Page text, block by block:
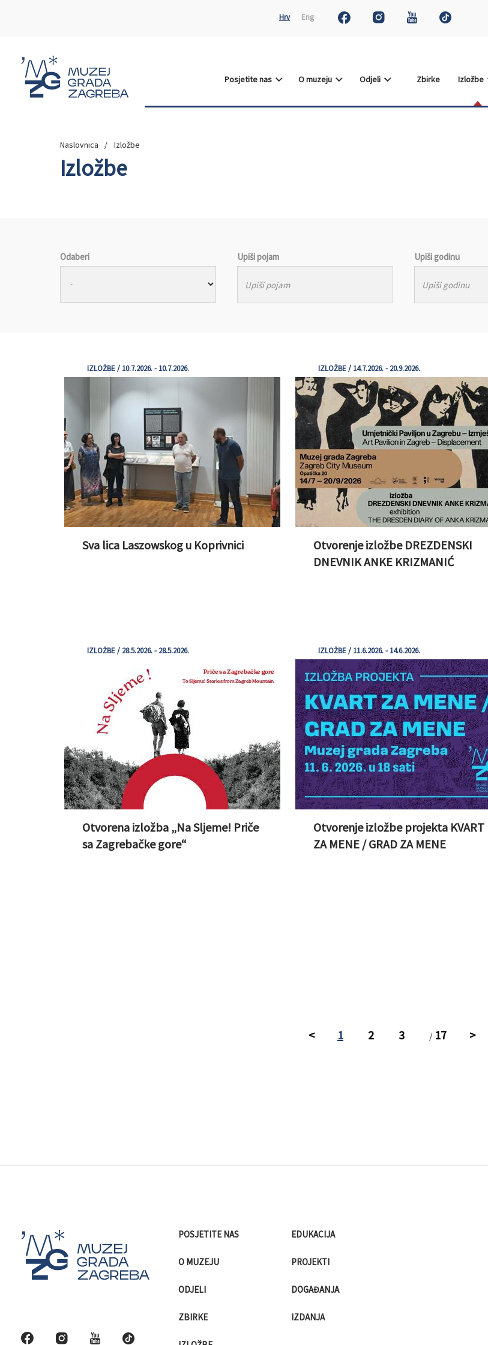
Hrv Eng
Posjetite nas O muzeju Odjeli Zbirke Izložbe
Naslovnica Izložbe
Izložbe
Odaberi Upiši pojam Upiši godinu
IZLOŽBE / 10.7.2026. - 10.7.2026.
Sva lica Laszowskog u Koprivnici
IZLOŽBE / 14.7.2026. - 20.9.2026.
Otvorenje izložbe DREZDENSKI
DNEVNIK ANKE KRIZMANIĆ
IZLOŽBE / 28.5.2026. - 28.5.2026.
Otvorena izložba „Na Sljeme! Priče
sa Zagrebačke gore“
IZLOŽBE / 11.6.2026. - 14.6.2026.
Otvorenje izložbe projekta KVART
ZA MENE / GRAD ZA MENE
< 1 2 3 / 17 >
POSJETITE NAS
O MUZEJU
ODJELI
ZBIRKE
EDUKACIJA
PROJEKTI
DOGAĐANJA
IZDANJA